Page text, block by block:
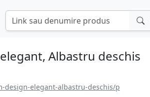
Albastru deschis
design-elegant-albastru-deschis/p